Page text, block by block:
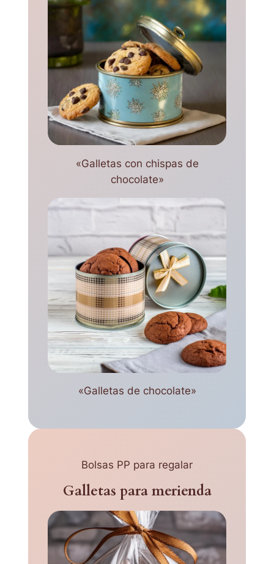
«Galletas con chispas de
chocolate»
«Galletas de chocolate»
Bolsas PP para regalar
Galletas para merienda